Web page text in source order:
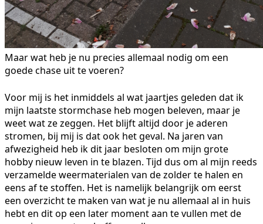
Maar wat heb je nu precies allemaal nodig om een
goede chase uit te voeren?
Voor mij is het inmiddels al wat jaartjes geleden dat ik
mijn laatste stormchase heb mogen beleven, maar je
weet wat ze zeggen. Het blijft altijd door je aderen
stromen, bij mij is dat ook het geval. Na jaren van
afwezigheid heb ik dit jaar besloten om mijn grote
hobby nieuw leven in te blazen. Tijd dus om al mijn reeds
verzamelde weermaterialen van de zolder te halen en
eens af te stoffen. Het is namelijk belangrijk om eerst
een overzicht te maken van wat je nu allemaal al in huis
hebt en dit op een later moment aan te vullen met de